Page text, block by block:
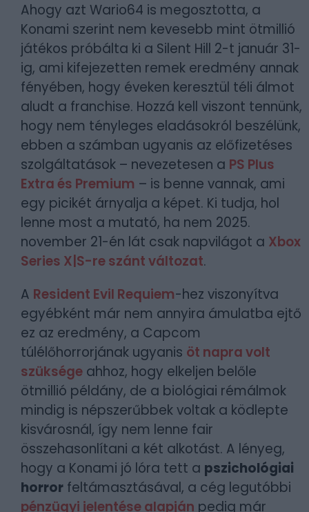
Ahogy azt Wario64 is megosztotta, a
Konami szerint nem kevesebb mint ötmillió
játékos próbálta ki a Silent Hill 2-t január 31-
ig, ami kifejezetten remek eredmény annak
fényében, hogy éveken keresztül téli álmot
aludt a franchise. Hozzá kell viszont tennünk,
hogy nem tényleges eladásokról beszélünk,
ebben a számban ugyanis az előfizetéses
szolgáltatások – nevezetesen a PS Plus
Extra és Premium – is benne vannak, ami
egy picikét árnyalja a képet. Ki tudja, hol
lenne most a mutató, ha nem 2025.
november 21-én lát csak napvilágot a Xbox
Series X|S-re szánt változat.
A Resident Evil Requiem-hez viszonyítva
egyébként már nem annyira ámulatba ejtő
ez az eredmény, a Capcom
túlélőhorrorjának ugyanis öt napra volt
szüksége ahhoz, hogy elkeljen belőle
ötmillió példány, de a biológiai rémálmok
mindig is népszerűbbek voltak a ködlepte
kisvárosnál, így nem lenne fair
összehasonlítani a két alkotást. A lényeg,
hogy a Konami jó lóra tett a pszichológiai
horror feltámasztásával, a cég legutóbbi
pénzügyi jelentése alapján pedig már